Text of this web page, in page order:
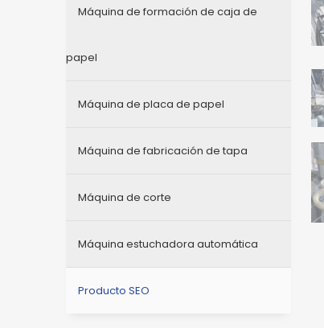
Máquina de formación de caja de
papel
Máquina de placa de papel
Máquina de fabricación de tapa
Máquina de corte
Máquina estuchadora automática
Producto SEO